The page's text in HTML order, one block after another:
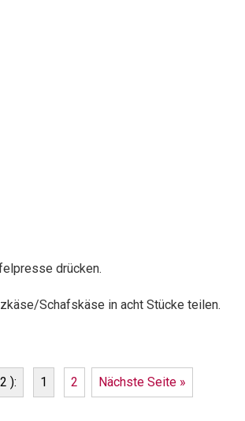
drücken.
Schafskäse in acht Stücke teilen.
): 1 2 Nächste Seite »